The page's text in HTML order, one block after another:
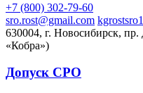
+7 (800) 302-79-60
sro.rost@gmail.com
630004, г. Новосибирск,
«Кобра»)
Допуск СРО